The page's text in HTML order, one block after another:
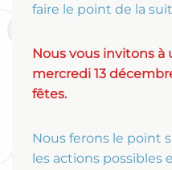
faire le point de la
Nous vous invitons
mercredi 13
fêtes.
Nous ferons le point
les actions